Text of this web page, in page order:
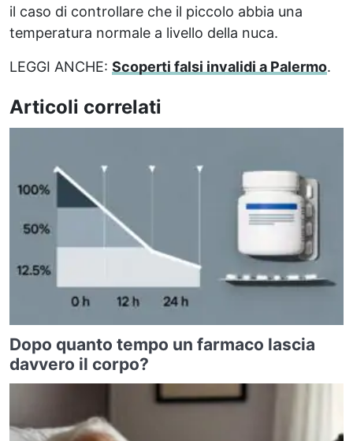
il caso di controllare che il piccolo abbia una
temperatura normale a livello della nuca.
LEGGI ANCHE: Scoperti falsi invalidi a Palermo.
Articoli correlati
Dopo quanto tempo un farmaco lascia
davvero il corpo?